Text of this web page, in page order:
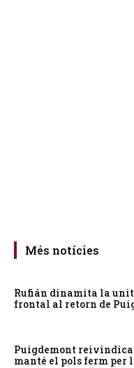
Més notícies
Rufián dinamita la
frontal al retorn de
Puigdemont
manté el pols ferm per